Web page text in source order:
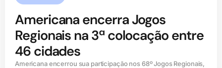
Americana encerra Jogos
Regionais na 3ª colocação entre
46 cidades
Americana encerrou sua participação nos 68º Jogos Regionais,